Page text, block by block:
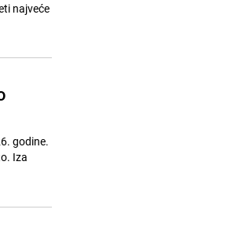
najveće
godine.
Iza